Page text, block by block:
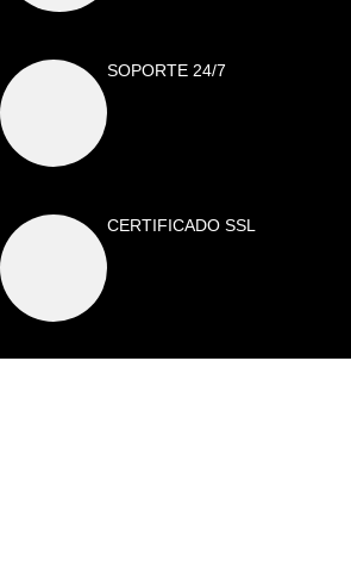
SOPORTE 24/7
CERTIFICADO SSL